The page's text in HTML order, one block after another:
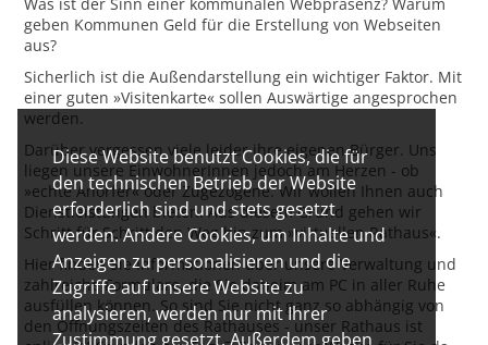
Diese Website benutzt Cookies, die für
den technischen Betrieb der Website
erforderlich sind und stets gesetzt
werden. Andere Cookies, um Inhalte und
Anzeigen zu personalisieren und die
Zugriffe auf unsere Website zu
analysieren, werden nur mit Ihrer
Zustimmung gesetzt. Außerdem geben
geben Kommunen Geld für die Erstellung von Webseiten
aus?
Sicherlich ist die Außendarstellung ein wichtiger Faktor. Mit
einer guten »Visitenkarte« sollen Auswärtige angesprochen
werden.
Darüber vergessen viele leider ihre eigenen Bürger. Uns
liegen unsere EinwohnerInnen jedoch am Herzen - ob
»echte Anorfer« oder Zugezogene. Wir wollen Ihnen auch
Dienstleistungen bieten. Aus diesem Grund gehen wir
Schritt für Schritt den Weg hin zum »virtuellen Rathaus«.
Hier finden Sie Informationen über unsere Verwaltung und
zahlreiche Formulare, die Sie daheim am PC in aller Ruhe
ausfüllen können. So sind Sie nicht ganz so abhängig von
den Öffnungszeiten des Rathauses - unser Rathaus ist